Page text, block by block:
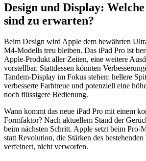
Design und Display:
sind zu erwarten?
Beim Design wird Apple dem bewährten
M4-Modells treu bleiben. Das iPad Pro ist
Apple-Produkt aller Zeiten, eine weitere
vorstellbar. Stattdessen könnten
Tandem-Display im Fokus stehen: hellere
verbesserte Farbtreue und potenziell eine
noch flüssigere Bedienung.
Wann kommt das neue iPad Pro mit einem
Formfaktor? Nach aktuellem Stand der
beim nächsten Schritt. Apple setzt beim Pro-
statt Revolution, die Stärken des
verfeinert, nicht verworfen.